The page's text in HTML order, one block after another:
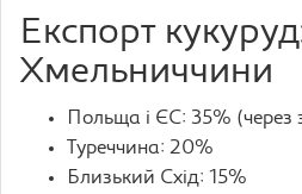
Експорт
Хмельниччини
Польща і ЄС: 35% (через
Туреччина: 20%
Близький Схід: 15%